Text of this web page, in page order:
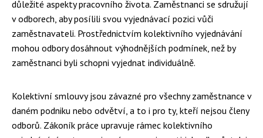
důležité aspekty pracovního života. Zaměstnanci se sdružují
v odborech, aby posílili svou vyjednávací pozici vůči
zaměstnavateli. Prostřednictvím kolektivního vyjednávání
mohou odbory dosáhnout výhodnějších podmínek, než by
zaměstnanci byli schopni vyjednat individuálně.
Kolektivní smlouvy jsou závazné pro všechny zaměstnance v
daném podniku nebo odvětví, a to i pro ty, kteří nejsou členy
odborů. Zákoník práce upravuje rámec kolektivního